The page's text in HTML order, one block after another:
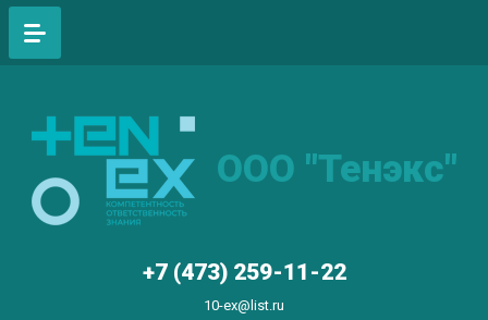
ООО "Тенэкс"
+7 (473) 259-11-22
10-ex@list.ru